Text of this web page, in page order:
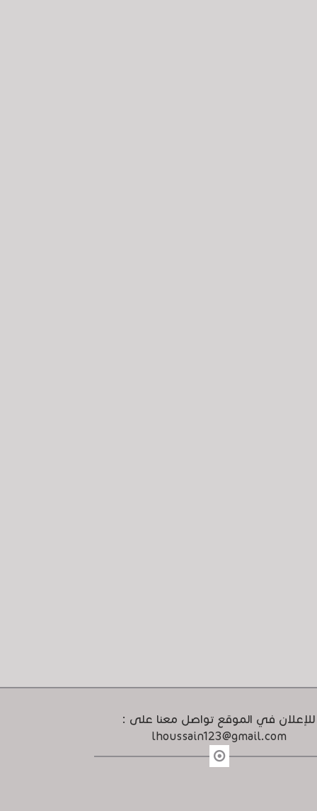
للإعلان في الموقع تواصل معنا على :
lhoussain123@gmail.com